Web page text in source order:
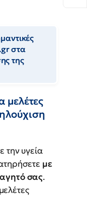
στα
της
μελέτες
την υγεία
με
σας.